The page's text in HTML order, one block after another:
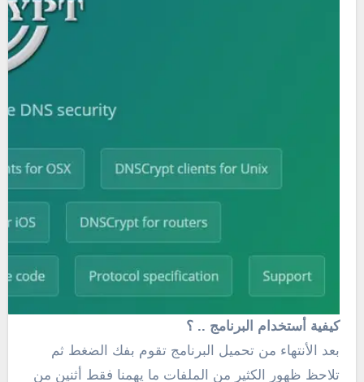
كيفية أستخدام البرنامج .. ؟
بعد الأنتهاء من تحميل البرنامج تقوم بفك الضغط ثم
تلاحظ ظهور الكثير من الملفات ما يهمنا فقط أثنين من